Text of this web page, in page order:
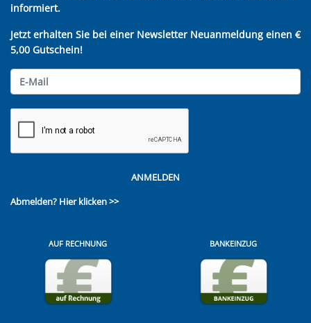
informiert.
Jetzt erhalten Sie bei einer Newsletter Neuanmeldung einen €
5,00 Gutschein!
ANMELDEN
Abmelden? Hier klicken >>
AUF RECHNUNG BANKEINZUG